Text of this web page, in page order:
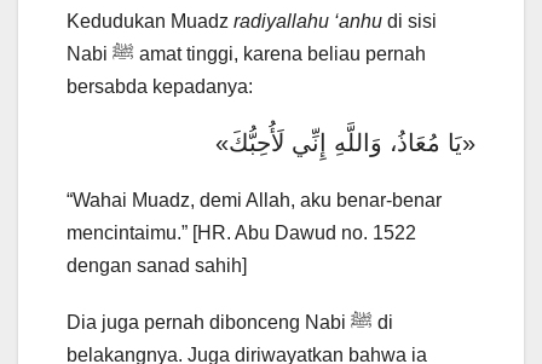
Kedudukan Muadz radiyallahu ‘anhu di sisi
Nabi ﷺ amat tinggi, karena beliau pernah
bersabda kepadanya:
«يَا مُعَاذُ، وَاللَّهِ إِنِّي لَأُحِبُّكَ»
“Wahai Muadz, demi Allah, aku benar-benar
mencintaimu.” [HR. Abu Dawud no. 1522
dengan sanad sahih]
Dia juga pernah dibonceng Nabi ﷺ di
belakangnya. Juga diriwayatkan bahwa ia